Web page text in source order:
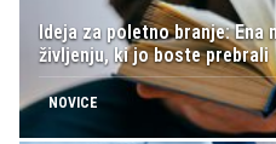
Ideja za poletno branje: Ena
življenju, ki jo boste prebrali
NOVICE